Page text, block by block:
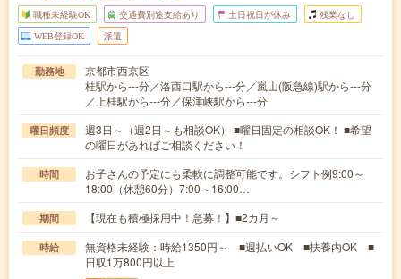
職種未経験OK 交通費別途支給あり 土日祝日が休み 残業なし
WEB登録OK 派遣
勤務地
京都市西京区
桂駅から---分／洛西口駅から---分／嵐山(阪急線)駅から---分
／上桂駅から---分／保津峡駅から---分
曜日頻度
週3日～（週2日～も相談OK） ■曜日固定の相談OK！ ■希望
の曜日があればご相談ください！
時間
お子さんの予定にも柔軟に調整可能です。シフト例9:00～
18:00（休憩60分）7:00～16:00…
期間 【現在も積極採用中！急募！】■2カ月～
時給
無資格未経験：時給1350円～ ■週払いOK ■扶養内OK ■
日収1万800円以上